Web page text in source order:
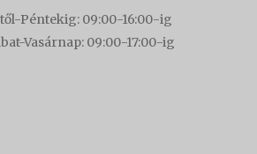
Péntekig: 09:00-16:00-ig
Vasárnap: 09:00-17:00-ig